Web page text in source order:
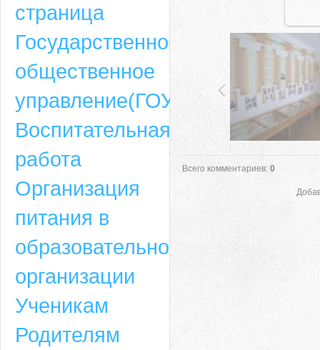
Адрес
659635, Алтайский край, Алтайский район, село Ая, ул. Школьная 11.
6-49, электронный адрес: aja_70@mail.ru
Всего комментариев: 0
страница
Государственно-
общественное
управление(ГОУ)
Воспитательная
работа
Организация
питания в
образовательной
организации
Ученикам
Родителям